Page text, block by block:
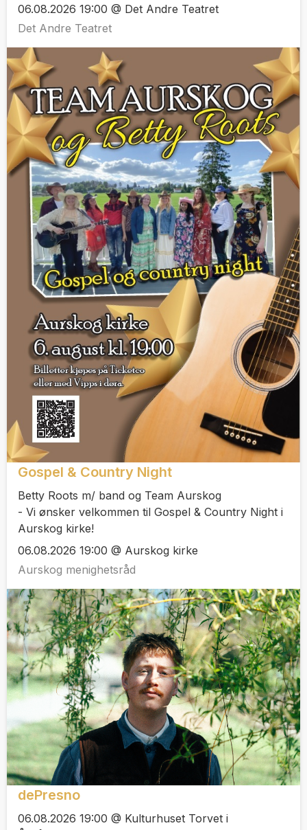
06.08.2026 19:00 @ Det Andre Teatret
Det Andre Teatret
Gospel & Country Night
Betty Roots m/ band og Team Aurskog
- Vi ønsker velkommen til Gospel & Country Night i
Aurskog kirke!
06.08.2026 19:00 @ Aurskog kirke
Aurskog menighetsråd
dePresno
06.08.2026 19:00 @ Kulturhuset Torvet i